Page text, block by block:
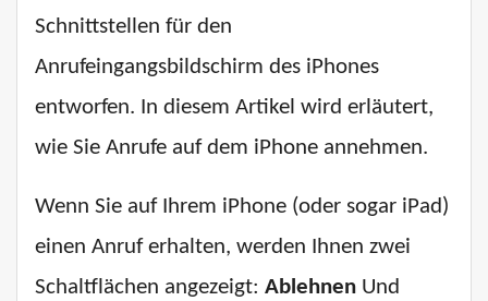
Schnittstellen für den
Anrufeingangsbildschirm des iPhones
entworfen. In diesem Artikel wird erläutert,
wie Sie Anrufe auf dem iPhone annehmen.
Wenn Sie auf Ihrem iPhone (oder sogar iPad)
einen Anruf erhalten, werden Ihnen zwei
Schaltflächen angezeigt: Ablehnen Und